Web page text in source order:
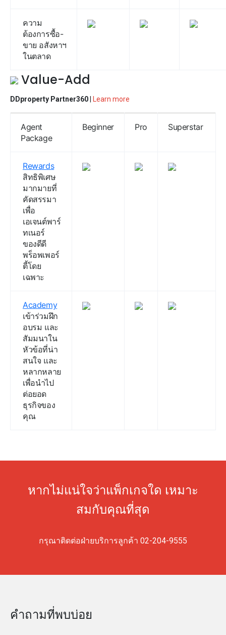
ความ
ต้องการซื้อ-
ขาย อสังหาฯ
ในตลาด
Value-Add
DDproperty Partner360 Learn more
Agent
Package
Beginner Pro Superstar
Rewards
สิทธิพิเศษ
มากมายที่
คัดสรรมา
เพื่อ
เอเจนต์พาร์
ทเนอร์
ของดีดี
พร็อพเพอร์
ตี้โดย
เฉพาะ
Academy
เข้าร่วมฝึก
อบรม และ
สัมมนาใน
หัวข้อที่น่า
สนใจ และ
หลากหลาย
เพื่อนำไป
ต่อยอด
ธุรกิจของ
คุณ
หากไม่แน่ใจว่าแพ็กเกจใด เหมาะ
สมกับคุณที่สุด
กรุณาติดต่อฝ่ายบริการลูกค้า 02-204-9555
คำถามที่พบบ่อย